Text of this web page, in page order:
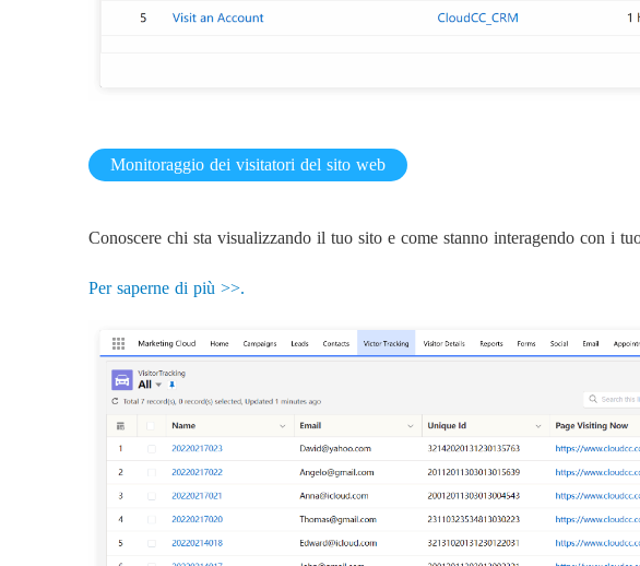
Monitoraggio dei visitatori del sito web
Conoscere chi sta visualizzando il tuo sito e come stanno interagendo con i
Per saperne di più >>.